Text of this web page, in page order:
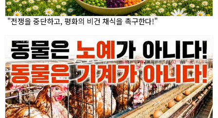
"전쟁을 중단하고, 평화의 비건 채식을 촉구한다!"